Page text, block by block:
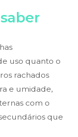
saber
uso quanto o
rachados
e umidade,
com o
que